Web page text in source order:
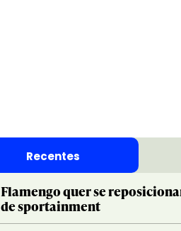
Recentes
Flamengo quer se
de sportainment